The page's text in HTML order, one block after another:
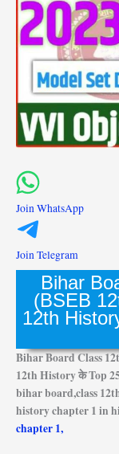
Join WhatsApp
Join Telegram
Bihar
(BSEB
12th
Bihar Board Class
12th History के Top
bihar board,class
history chapter 1 in
chapter 1,